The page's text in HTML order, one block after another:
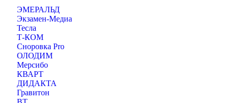
ЭМЕРАЛЬД
Экзамен-Медиа
Тесла
Т-КОМ
Сноровка Pro
ОЛОДИМ
Мерсибо
КВАРТ
ДИДАКТА
Гравитон